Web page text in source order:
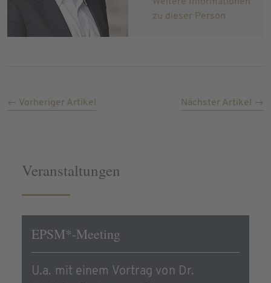
zu dieser Person
← Vorheriger Artikel Nächster Artikel →
Veranstaltungen
EPSM*-Meeting
U.a. mit einem Vortrag von Dr.